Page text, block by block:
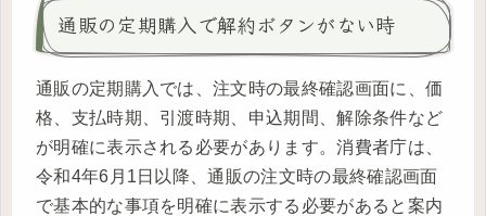
通販の定期購入で解約ボタンがない時
通販の定期購入では、注文時の最終確認画面に、価
格、支払時期、引渡時期、申込期間、解除条件など
が明確に表示される必要があります。消費者庁は、
令和4年6月1日以降、通販の注文時の最終確認画面
で基本的な事項を明確に表示する必要があると案内